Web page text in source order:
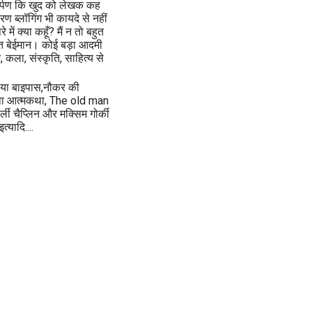
कि खुद को लेखक कह
भी कायदे से नहीं
में क्या कहूँ? मैं न तो बहुत
बेईमान। कोई बड़ा आदमी
कला, संस्कृति, साहित्य से
बाइपास,नौकर की
आत्मकथा, The old man
चैप्लिन और मक्सिम गोर्की